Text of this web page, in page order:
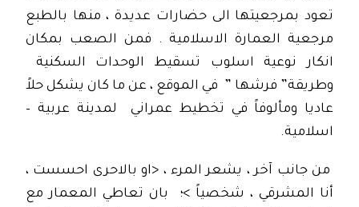
تعود بمرجعيتها الى حضارات عديدة ، منها بالطبع
مرجعية العمارة الاسلامية . فمن الصعب بمكان
انكار نوعية اسلوب تسقيط الوحدات السكنية
وطريقة” فرشها ” في الموقع ، عن ما كان يشكل حلاً
عاديا ومألوفاً في تخطيط عمراني لمدينة عربية –
اسلامية.
من جانب آخر ، يشعر المرء ، <او بالاحرى احسست ،
أنا المشرقي ، شخصياً >؛ بان تعاطي المعمار مع